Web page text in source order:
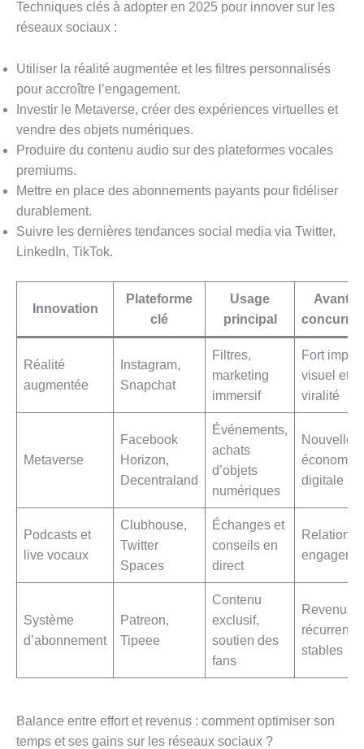
Techniques clés à adopter en 2025 pour innover sur les
réseaux sociaux :
Utiliser la réalité augmentée et les filtres personnalisés
pour accroître l’engagement.
Investir le Metaverse, créer des expériences virtuelles et
vendre des objets numériques.
Produire du contenu audio sur des plateformes vocales
premiums.
Mettre en place des abonnements payants pour fidéliser
durablement.
Suivre les dernières tendances social media via Twitter,
LinkedIn, TikTok.
Innovation
Plateforme
clé
Usage
principal
Réalité
augmentée
Instagram,
Snapchat
Filtres,
marketing
immersif
Fort
visuel et
viralité
Metaverse
Facebook
Horizon,
Decentraland
Événements,
achats
d’objets
numériques
Nouvelle
économie
digitale
Podcasts et
live vocaux
Clubhouse,
Twitter
Spaces
Échanges et
conseils en
direct
Relation
Système
d’abonnement
Patreon,
Tipeee
Contenu
exclusif,
soutien des
fans
Revenus
récurrents
stables
Balance entre effort et revenus : comment optimiser son
temps et ses gains sur les réseaux sociaux ?